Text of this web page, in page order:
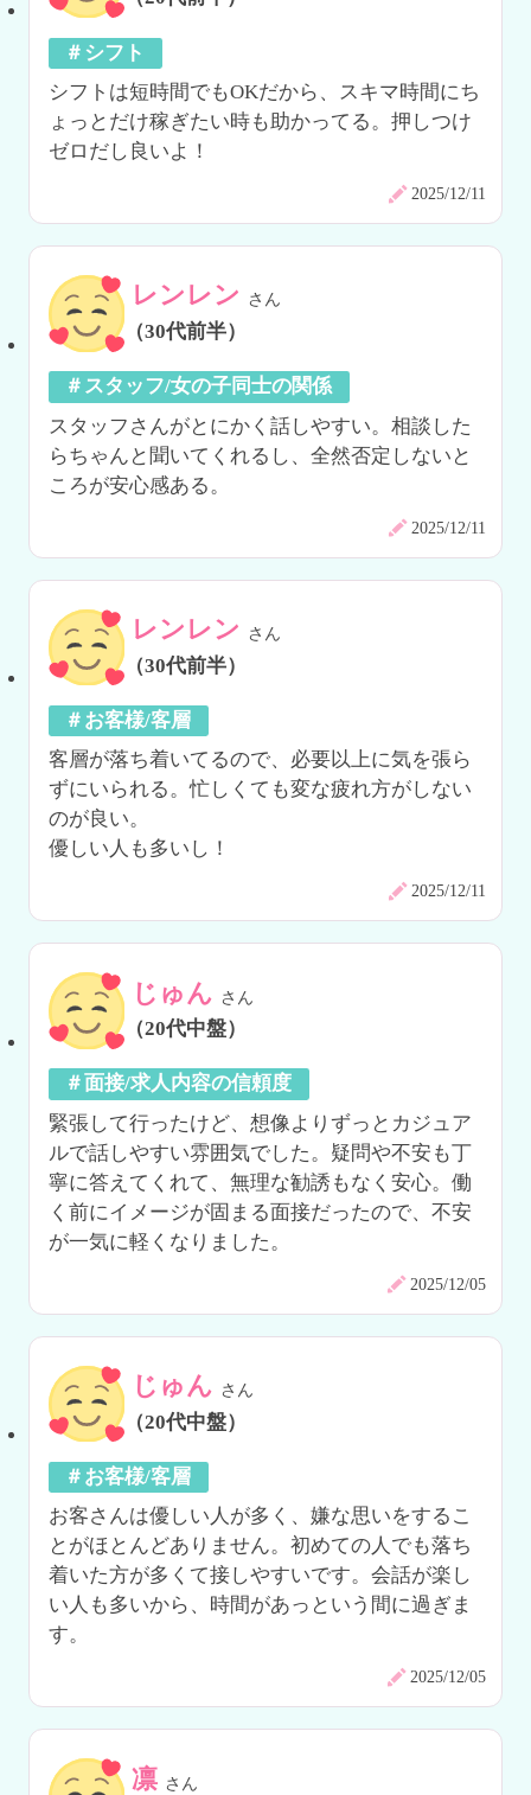
＃シフト
シフトは短時間でもOKだから、スキマ時間にち
ょっとだけ稼ぎたい時も助かってる。押しつけ
ゼロだし良いよ！
2025/12/11
レンレン さん
（30代前半）
＃スタッフ/女の子同士の関係
スタッフさんがとにかく話しやすい。相談した
らちゃんと聞いてくれるし、全然否定しないと
ころが安心感ある。
2025/12/11
レンレン さん
（30代前半）
＃お客様/客層
客層が落ち着いてるので、必要以上に気を張ら
ずにいられる。忙しくても変な疲れ方がしない
のが良い。
優しい人も多いし！
2025/12/11
じゅん さん
（20代中盤）
＃面接/求人内容の信頼度
緊張して行ったけど、想像よりずっとカジュア
ルで話しやすい雰囲気でした。疑問や不安も丁
寧に答えてくれて、無理な勧誘もなく安心。働
く前にイメージが固まる面接だったので、不安
が一気に軽くなりました。
2025/12/05
じゅん さん
（20代中盤）
＃お客様/客層
お客さんは優しい人が多く、嫌な思いをするこ
とがほとんどありません。初めての人でも落ち
着いた方が多くて接しやすいです。会話が楽し
い人も多いから、時間があっという間に過ぎま
す。
2025/12/05
凛 さん